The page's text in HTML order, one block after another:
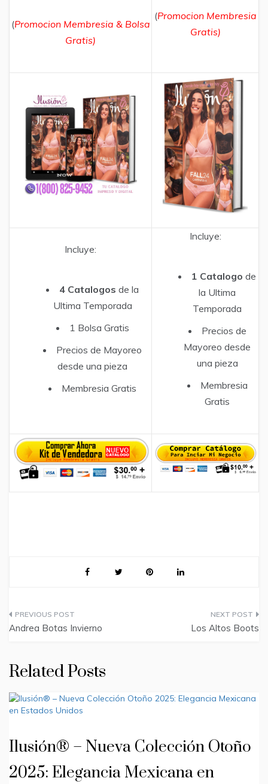
(Promocion Membresia & Bolsa
Gratis)
(Promocion Membresia
Gratis)
Incluye:
4 Catalogos de la
Ultima Temporada
1 Bolsa Gratis
Precios de Mayoreo
desde una pieza
Membresia Gratis
Incluye:
1 Catalogo de
la Ultima
Temporada
Precios de
Mayoreo desde
una pieza
Membresia
Gratis
Post
Andrea Botas Invierno Los Altos Boots
Related Posts
Ilusión® – Nueva Colección Otoño
2025: Elegancia Mexicana en